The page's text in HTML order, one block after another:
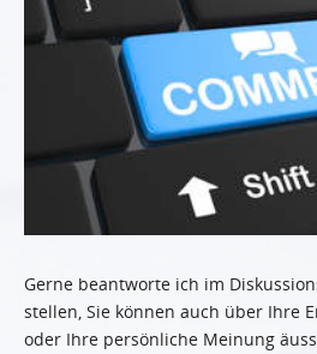
Gerne beantworte ich im
stellen, Sie können auch über Ihre
oder Ihre persönliche Meinung